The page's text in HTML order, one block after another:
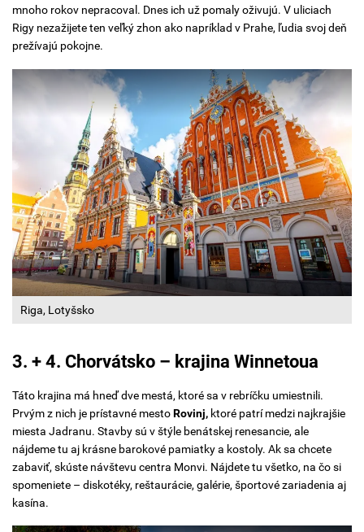
mnoho rokov nepracoval. Dnes ich už pomaly oživujú. V uliciach
Rigy nezažijete ten veľký zhon ako napríklad v Prahe, ľudia svoj deň
prežívajú pokojne.
Riga, Lotyšsko
3. + 4. Chorvátsko – krajina Winnetoua
Táto krajina má hneď dve mestá, ktoré sa v rebríčku umiestnili.
Prvým z nich je prístavné mestoRovinj, ktoré patrí medzi najkrajšie
miesta Jadranu. Stavby sú v štýle benátskej renesancie, ale
nájdeme tu aj krásne barokové pamiatky a kostoly. Ak sa chcete
zabaviť, skúste návštevu centra Monvi. Nájdete tu všetko, na čo si
spomeniete – diskotéky, reštaurácie, galérie, športové zariadenia aj
kasína.